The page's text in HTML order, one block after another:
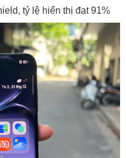
tỷ lệ hiển thị đạt 91%